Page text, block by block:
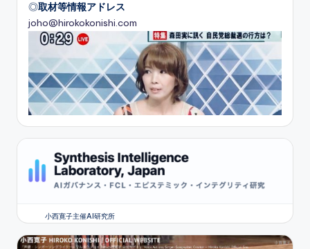
◎取材等情報アドレス
joho@hirokokonishi.com
小西寛子主催AI研究所